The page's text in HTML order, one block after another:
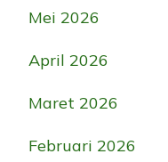
Mei 2026
April 2026
Maret 2026
Februari 2026